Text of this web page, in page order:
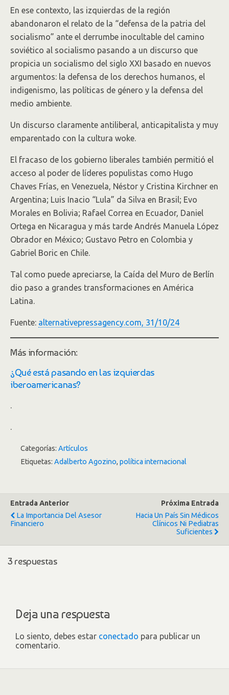
En ese contexto, las izquierdas de la región
abandonaron el relato de la “defensa de la patria del
socialismo” ante el derrumbe inocultable del camino
soviético al socialismo pasando a un discurso que
propicia un socialismo del siglo XXI basado en nuevos
argumentos: la defensa de los derechos humanos, el
indigenismo, las políticas de género y la defensa del
medio ambiente.
Un discurso claramente antiliberal, anticapitalista y muy
emparentado con la cultura woke.
El fracaso de los gobierno liberales también permitió el
acceso al poder de líderes populistas como Hugo
Chaves Frías, en Venezuela, Néstor y Cristina Kirchner en
Argentina; Luis Inacio “Lula” da Silva en Brasil; Evo
Morales en Bolivia; Rafael Correa en Ecuador, Daniel
Ortega en Nicaragua y más tarde Andrés Manuela López
Obrador en México; Gustavo Petro en Colombia y
Gabriel Boric en Chile.
Tal como puede apreciarse, la Caída del Muro de Berlín
dio paso a grandes transformaciones en América
Latina.
Fuente: alternativepressagency.com, 31/10/24
Más información:
¿Qué está pasando en las izquierdas
iberoamericanas?
.
.
Categorías: Artículos
Etiquetas: Adalberto Agozino, política internacional
Entrada Anterior
La Importancia Del Asesor
Financiero
Próxima Entrada
Hacia Un País Sin Médicos
Clínicos Ni Pediatras
Suficientes
3 respuestas
Deja una respuesta
Lo siento, debes estar conectado para publicar un
comentario.